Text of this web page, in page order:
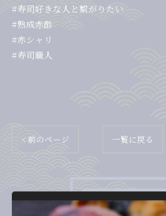
#寿司好きな人と繋がりたい
#熟成赤酢
#赤シャリ
#寿司職人
< 前のページ 一覧に戻る
カテゴリー